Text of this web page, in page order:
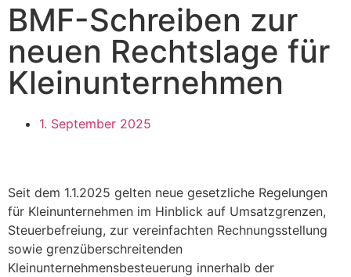
BMF-Schreiben zur
neuen Rechtslage für
Kleinunternehmen
1. September 2025
Seit dem 1.1.2025 gelten neue gesetzliche Regelungen
für Kleinunternehmen im Hinblick auf Umsatzgrenzen,
Steuerbefreiung, zur vereinfachten Rechnungsstellung
sowie grenzüberschreitenden
Kleinunternehmensbesteuerung innerhalb der